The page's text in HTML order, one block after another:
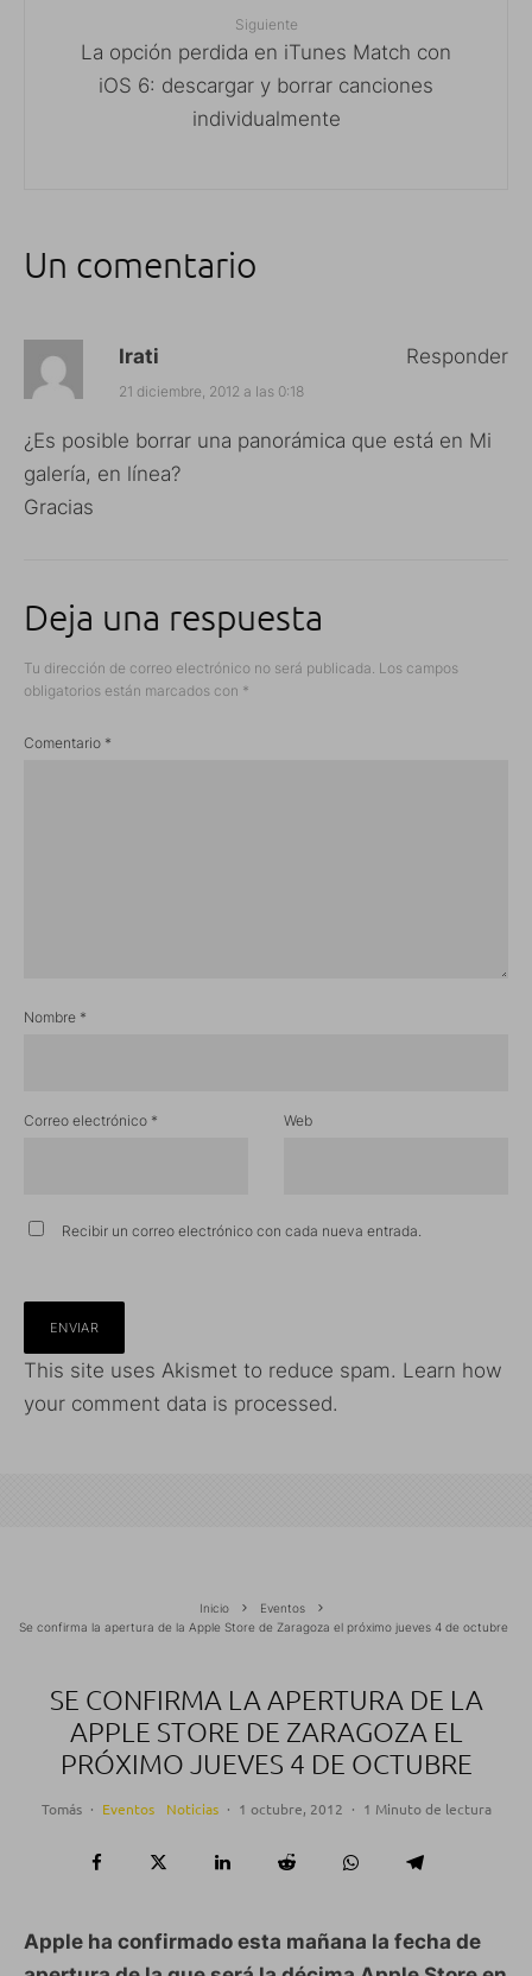
Siguiente
La opción perdida en iTunes Match con
iOS 6: descargar y borrar canciones
individualmente
Un comentario
Irati
21 diciembre, 2012 a las 0:18
¿Es posible borrar una panorámica que está en Mi
galería, en línea?
Gracias
Responder
Deja una respuesta
Tu dirección de correo electrónico no será publicada. Los campos
obligatorios están marcados con *
Comentario *
Nombre *
Correo electrónico * Web
Recibir un correo electrónico con cada nueva entrada.
This site uses Akismet to reduce spam. Learn how
your comment data is processed.
Inicio
Eventos
Se confirma la apertura de la Apple Store de Zaragoza el próximo jueves 4 de octubre
SE CONFIRMA LA APERTURA DE LA
APPLE STORE DE ZARAGOZA EL
PRÓXIMO JUEVES 4 DE OCTUBRE
Tomás · Eventos Noticias · 1 octubre, 2012 · 1 Minuto de lectura
Apple ha confirmado esta mañana la fecha de